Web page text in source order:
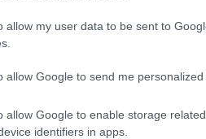
allow my user data to be sent to
allow Google to send me personalized
allow Google to enable storage
identifiers in apps.